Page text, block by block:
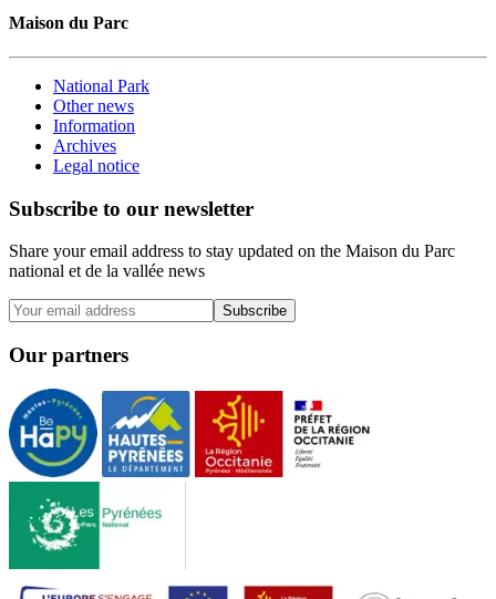
Maison du Parc
National Park
Other news
Information
Archives
Legal notice
Subscribe to our newsletter
Share your email address to stay updated on the Maison du Parc
national et de la vallée news
Subscribe
Our partners